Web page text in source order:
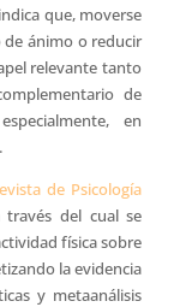
que, moverse
ánimo o reducir
relevante tanto
de
en
de Psicología
través del cual se
física sobre
la evidencia
y metaanálisis